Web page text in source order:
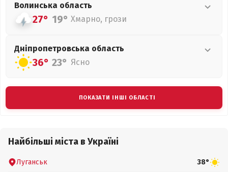
Волинська область
27° 19° Хмарно, грози
Дніпропетровська область
36° 23° Ясно
ПОКАЗАТИ ІНШІ ОБЛАСТІ
Найбільші міста в Україні
Луганськ 38°